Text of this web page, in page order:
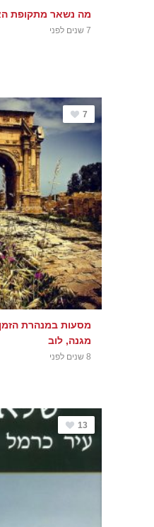
מה נשאר מתקופת
7 שנים לפני
7
מסעות במנהרת
מגנה, לוב
8 שנים לפני
13